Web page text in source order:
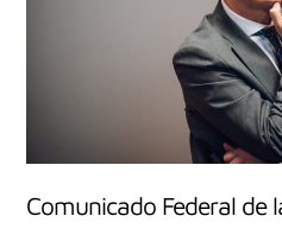
Comunicado Federal de